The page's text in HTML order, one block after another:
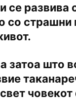
се развива
со страшни
затоа што